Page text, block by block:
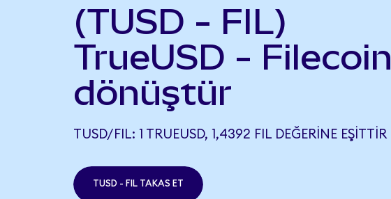
(TUSD - FIL)
TrueUSD - Filecoin
dönüştür
TUSD/FIL: 1 TRUEUSD, 1,4392 FIL DEĞERINE EŞITTIR
TUSD - FIL TAKAS ET